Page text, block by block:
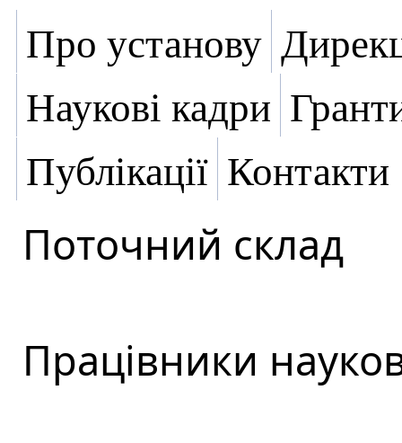
Про установу
Наукові кадри
Публікації Контакти
Поточний склад
Працівники